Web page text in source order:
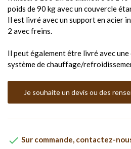
poids de 90 kg avec un couvercle
Il est livré avec un support en acier
2 avec freins.
Il peut également être livré avec
système de chauffage/
Je souhaite un devis ou des
 Sur commande, contactez-